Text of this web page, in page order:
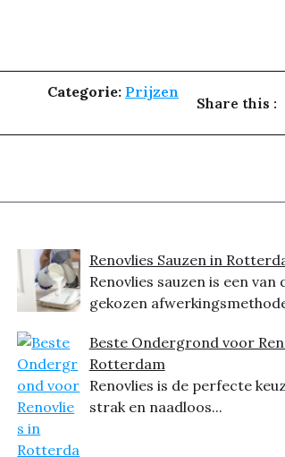
Categorie: Prijzen
Share this :
Renovlies Sauzen in
Renovlies sauzen is een van
gekozen
Beste Ondergrond voor
Rotterdam
Renovlies is de perfecte
strak en naadloos...